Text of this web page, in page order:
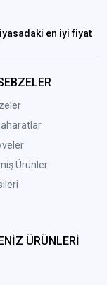
en iyi fiyat
Ürünler
ÜRÜNLERİ